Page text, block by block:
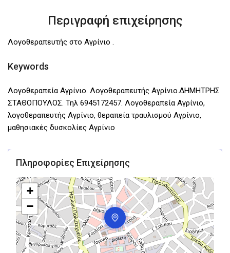
Περιγραφή επιχείρησης
Λογοθεραπευτής στο Αγρίνιο .
Keywords
Λογοθεραπεία Αγρίνιο. Λογοθεραπευτής Αγρίνιο.ΔΗΜΗΤΡΗΣ
ΣΤΑΘΟΠΟΥΛΟΣ. Τηλ 6945172457. Λογοθεραπεία Αγρίνιο,
λογοθεραπευτής Αγρίνιο, θεραπεία τραυλισμού Αγρίνιο,
μαθησιακές δυσκολίες Αγρίνιο
Πληροφορίες Επιχείρησης
+
−